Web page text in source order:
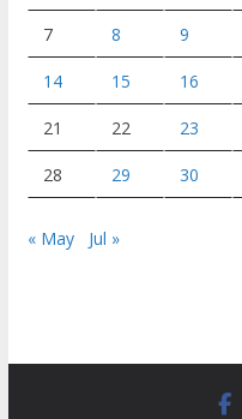
7 8 9
14 15 16
21 22 23
28 29 30
« May Jul »